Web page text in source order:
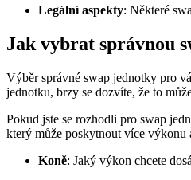
Legální aspekty: Některé
Jak vybrat správnou
Výběr správné swap jednotky pro
jednotku, brzy se dozvíte, že to
Pokud jste se rozhodli pro swap
který může poskytnout více výkonu
Koně: Jaký výkon chcete